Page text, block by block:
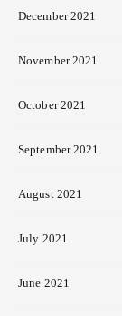
December 2021
November 2021
October 2021
September 2021
August 2021
July 2021
June 2021